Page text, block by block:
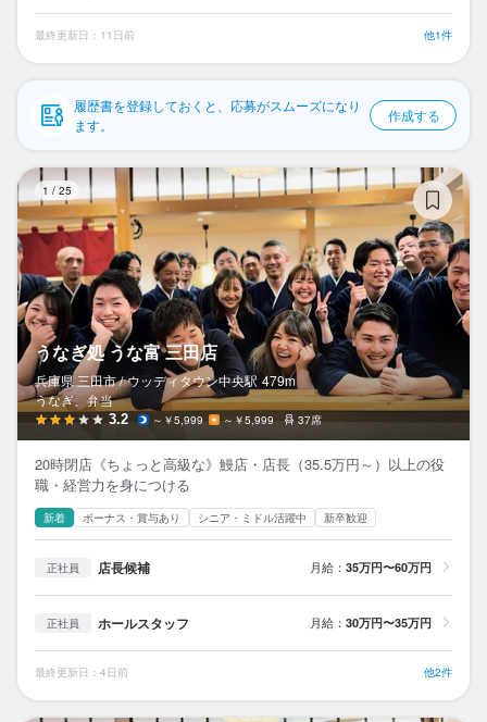
プライバシーポリシー
企業情報
最終更新日：11日前 他1件
履歴書を登録しておくと、応募がスムーズになり
ます。
作成する
1 / 25
うなぎ処 うな富 三田店
兵庫県 三田市 / ウッディタウン中央駅 479m
うなぎ、弁当
3.2 ～￥5,999 ～￥5,999 37席
20時閉店《ちょっと高級な》鰻店・店長（35.5万円～）以上の役
職・経営力を身につける
新着 ボーナス・賞与あり シニア・ミドル活躍中 新卒歓迎
正社員 店長候補 月給： 35万円〜60万円
正社員 ホールスタッフ 月給： 30万円〜35万円
最終更新日：4日前 他2件